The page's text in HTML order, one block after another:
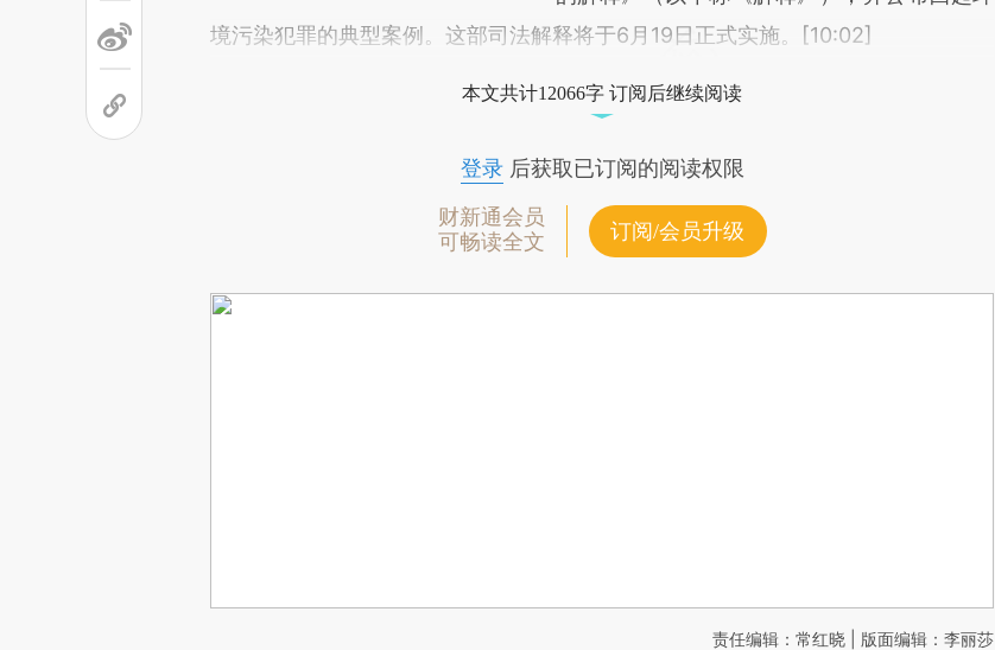
境污染犯罪的典型案例。这部司法解释将于6月19日正式实施。[10:02]
本文共计12066字 订阅后继续阅读
登录后获取已订阅的阅读权限
财新通会员
可畅读全文
订阅/会员升级
责任编辑：常红晓 | 版面编辑：李丽莎